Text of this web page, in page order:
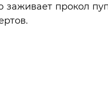
заживает прокол